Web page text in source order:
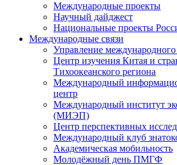
Международные проекты
Научный дайджест
Национальные проекты
Международные связи
Управление международного
Центр изучения Китая и
Тихоокеанского региона
Международный
центр
Международный институт
(МИЭП)
Центр перспективных
Международный клуб
Академическая мобильность
Молодёжный день ПМГФ